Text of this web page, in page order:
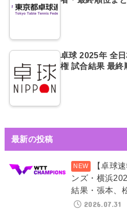
卓球 2025年 全
権 試合結果 最終
最新の投稿
【卓球
ンズ・横浜
結果・張本、
2026.07.31